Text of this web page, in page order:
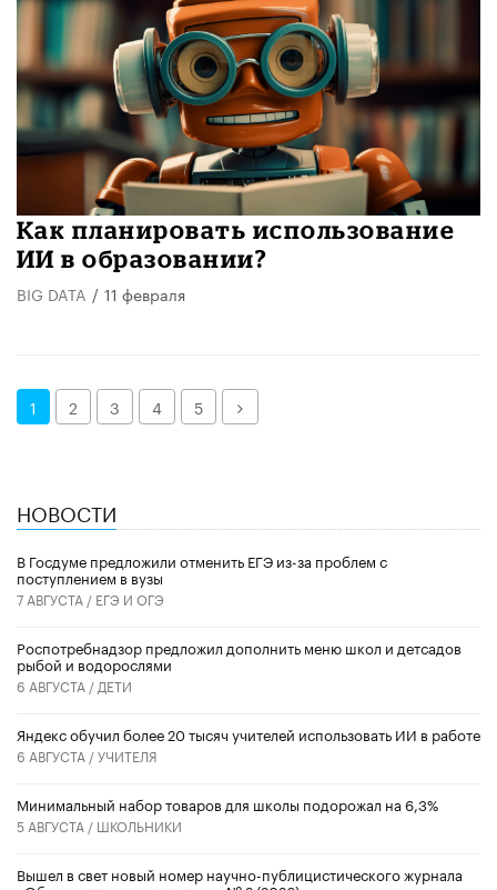
Как планировать использование
ИИ в образовании?
BIG DATA / 11 февраля
1 2 3 4 5 Далее
НОВОСТИ
В Госдуме предложили отменить ЕГЭ из-за проблем с
поступлением в вузы
7 АВГУСТА / ЕГЭ И ОГЭ
Роспотребнадзор предложил дополнить меню школ и детсадов
рыбой и водорослями
6 АВГУСТА / ДЕТИ
​Яндекс обучил более 20 тысяч учителей использовать ИИ в работе
6 АВГУСТА /УЧИТЕЛЯ
Минимальный набор товаров для школы подорожал на 6,3%
5 АВГУСТА / ШКОЛЬНИКИ
Вышел в свет новый номер научно-публицистического журнала